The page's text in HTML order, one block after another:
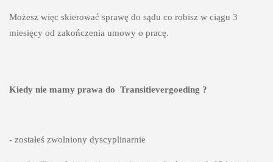
Możesz więc skierować sprawę do sądu co robisz w ciągu 3
miesięcy od zakończenia umowy o pracę.
Kiedy nie mamy prawa do  Transitievergoeding ?
- zostałeś zwolniony dyscyplinarnie